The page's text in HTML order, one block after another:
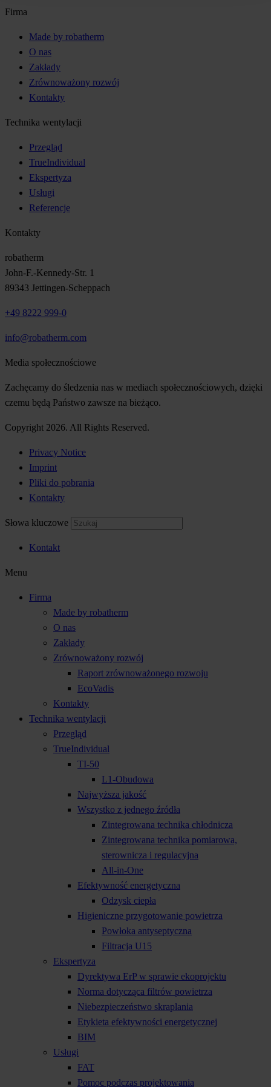
Firma
Made by robatherm
O nas
Zakłady
Zrównoważony rozwój
Kontakty
Technika wentylacji
Przegląd
TrueIndividual
Ekspertyza
Usługi
Referencje
Kontakty
robatherm
John-F.-Kennedy-Str. 1
89343 Jettingen-Scheppach
+49 8222 999-0
info@robatherm.com
Media społecznościowe
Zachęcamy do śledzenia nas w mediach społecznościowych, dzięki
czemu będą Państwo zawsze na bieżąco.
Copyright 2026. All Rights Reserved.
Privacy Notice
Imprint
Pliki do pobrania
Kontakty
Słowa kluczowe
Kontakt
Menu
Firma
Made by robatherm
O nas
Zakłady
Zrównoważony rozwój
Raport zrównoważonego rozwoju
EcoVadis
Kontakty
Technika wentylacji
Przegląd
TrueIndividual
TI-50
L1-Obudowa
Najwyższa jakość
Wszystko z jednego źródła
Zintegrowana technika chłodnicza
Zintegrowana technika pomiarowa,
sterownicza i regulacyjna
All-in-One
Efektywność energetyczna
Odzysk ciepła
Higieniczne przygotowanie powietrza
Powłoka antyseptyczna
Filtracja U15
Ekspertyza
Dyrektywa ErP w sprawie ekoprojektu
Norma dotycząca filtrów powietrza
Niebezpieczeństwo skraplania
Etykieta efektywności energetycznej
BIM
Usługi
FAT
Pomoc podczas projektowania